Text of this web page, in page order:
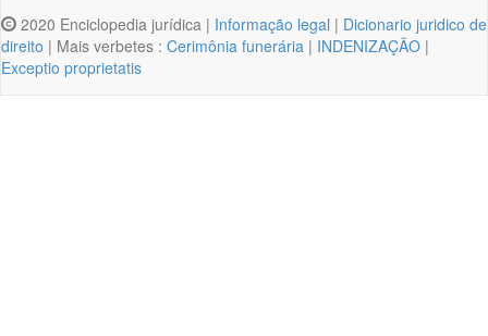
2020 Enciclopedia jurídica | Informação legal | Dicionario juridico de
direito | Mais verbetes : Cerimônia funerária | INDENIZAÇÃO |
Exceptio proprietatis